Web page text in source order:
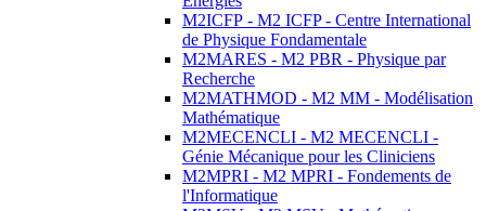
M2ICFP - M2 ICFP - Centre International
de Physique Fondamentale
M2MARES - M2 PBR - Physique par
Recherche
M2MATHMOD - M2 MM - Modélisation
Mathématique
M2MECENCLI - M2 MECENCLI -
Génie Mécanique pour les Cliniciens
M2MPRI - M2 MPRI - Fondements de
l'Informatique